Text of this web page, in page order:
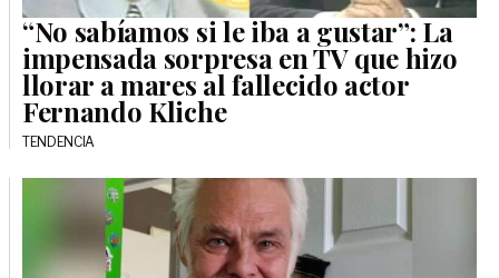
“No sabíamos si le iba a gustar”: La
impensada sorpresa en TV que hizo
llorar a mares al fallecido actor
Fernando Kliche
TENDENCIA